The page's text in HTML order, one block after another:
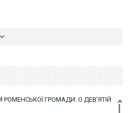
ГРОМАДИ: О ДЕВ’ЯТІЙ